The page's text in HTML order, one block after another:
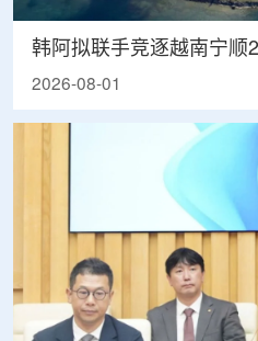
韩阿拟联手竞逐越南宁顺
2026-08-01